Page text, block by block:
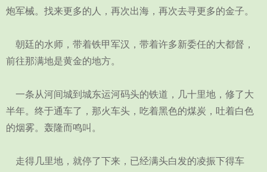
炮军械。找来更多的人，再次出海，再次去寻更多的金子。
朝廷的水师，带着铁甲军汉，带着许多新委任的大都督，
前往那满地是黄金的地方。
一条从河间城到城东运河码头的铁道，几十里地，修了大
半年。终于通车了，那火车头，吃着黑色的煤炭，吐着白色
的烟雾。轰隆而鸣叫。
走得几里地，就停了下来，已经满头白发的凌振下得车